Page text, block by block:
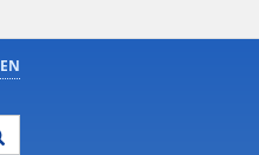
EN